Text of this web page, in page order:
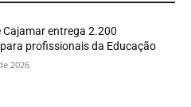
Cajamar entrega 2.200
profissionais da Educação
2026